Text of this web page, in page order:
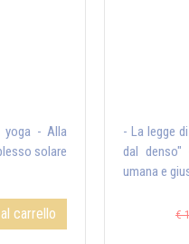
yoga - Alla
solare
carrello
- La legge
dal denso"
umana e
€